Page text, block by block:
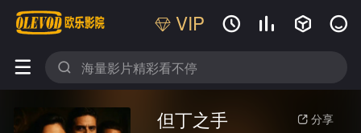
VIP    
 
 分享
但丁之手